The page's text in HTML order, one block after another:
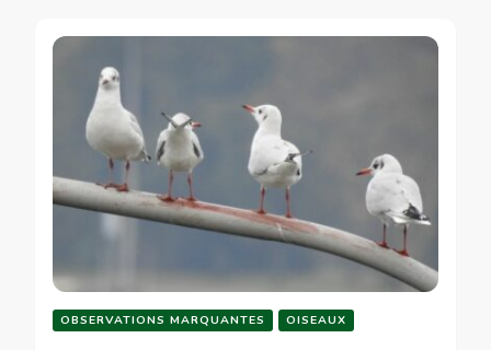
OBSERVATIONS MARQUANTES OISEAUX